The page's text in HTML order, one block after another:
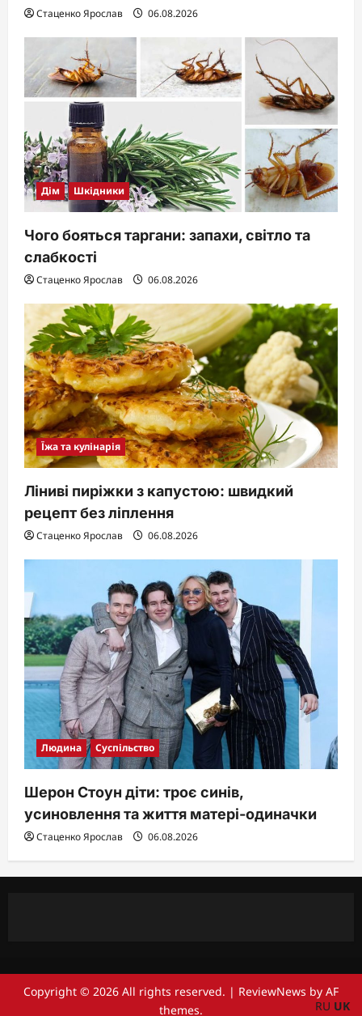
Стаценко Ярослав 06.08.2026
Дім Шкідники
Чого бояться таргани: запахи, світло та
слабкості
Стаценко Ярослав 06.08.2026
Їжа та кулінарія
Ліниві пиріжки з капустою: швидкий
рецепт без ліплення
Стаценко Ярослав 06.08.2026
Людина Суспільство
Шерон Стоун діти: троє синів,
усиновлення та життя матері-одиначки
Стаценко Ярослав 06.08.2026
Copyright © 2026 All rights reserved. | ReviewNews by AF
themes.
RU UK